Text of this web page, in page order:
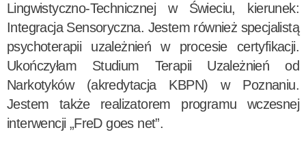
Lingwistyczno-Technicznej w Świeciu, kierunek:
Integracja Sensoryczna. Jestem również specjalistą
psychoterapii uzależnień w procesie certyfikacji.
Ukończyłam Studium Terapii Uzależnień od
Narkotyków (akredytacja KBPN) w Poznaniu.
Jestem także realizatorem programu wczesnej
interwencji „FreD goes net”.